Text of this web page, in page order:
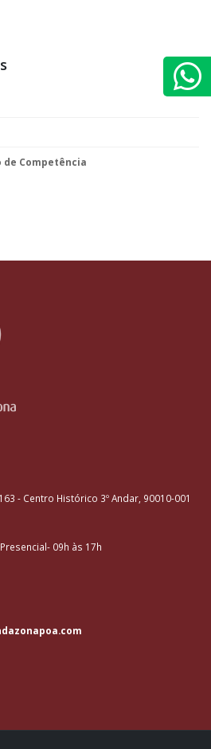
de Competência
- Centro Histórico 3º Andar, 90010-001
09h às 17h